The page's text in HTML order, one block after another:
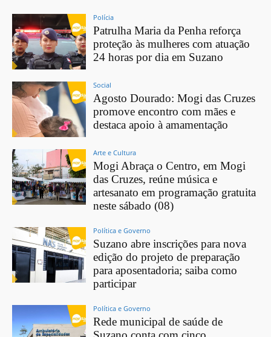
Polícia
Patrulha Maria da Penha reforça
proteção às mulheres com atuação
24 horas por dia em Suzano
Social
Agosto Dourado: Mogi das Cruzes
promove encontro com mães e
destaca apoio à amamentação
Arte e Cultura
Mogi Abraça o Centro, em Mogi
das Cruzes, reúne música e
artesanato em programação gratuita
neste sábado (08)
Política e Governo
Suzano abre inscrições para nova
edição do projeto de preparação
para aposentadoria; saiba como
participar
Política e Governo
Rede municipal de saúde de